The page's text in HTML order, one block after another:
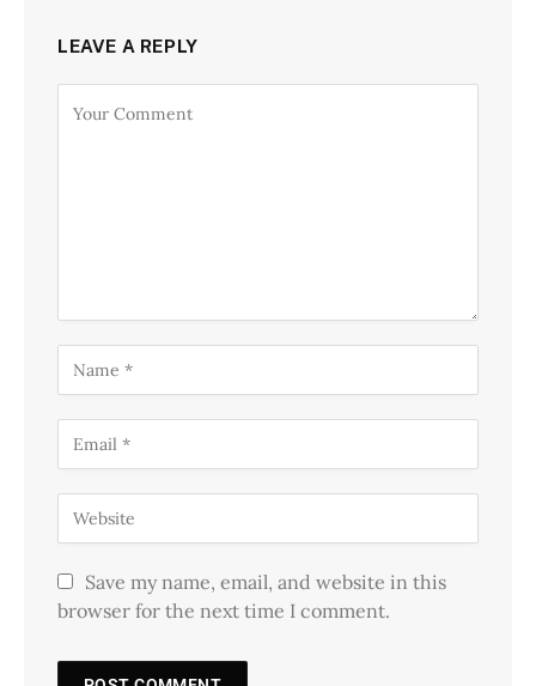
LEAVE A REPLY
Save my name, email, and website in this
browser for the next time I comment.